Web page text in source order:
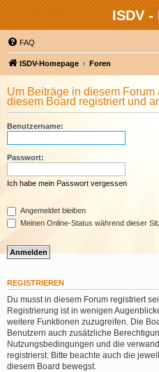
ISDV -
FAQ
ISDV-Homepage Foren
Um Beiträge in diesem
diesem Board registriert und
Benutzername:
Passwort:
Ich habe mein Passwort vergessen
Angemeldet bleiben
Meinen Online-Status während dieser
REGISTRIEREN
Du musst in diesem Forum registriert
Registrierung ist in wenigen
weitere Funktionen zuzugreifen. Die
Benutzern auch zusätzliche
Nutzungsbedingungen und die
registrierst. Bitte beachte auch die
diesem Board bewegst.